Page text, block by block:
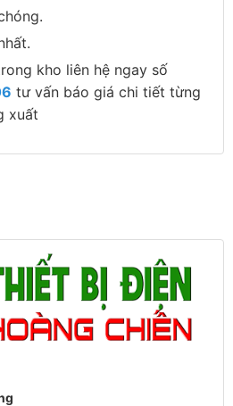
kho liên hệ ngay số
tư vấn báo giá chi tiết từng
xuất